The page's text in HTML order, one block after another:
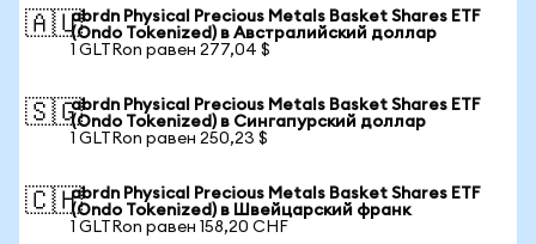
🇦🇺abrdn Physical Precious Metals Basket Shares ETF
(Ondo Tokenized) в Австралийский доллар
1 GLTRon равен 277,04 $
🇸🇬abrdn Physical Precious Metals Basket Shares ETF
(Ondo Tokenized) в Сингапурский доллар
1 GLTRon равен 250,23 $
🇨🇭abrdn Physical Precious Metals Basket Shares ETF
(Ondo Tokenized) в Швейцарский франк
1 GLTRon равен 158,20 CHF